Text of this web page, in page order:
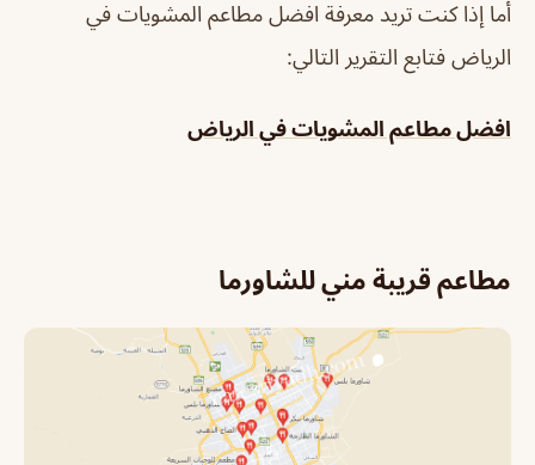
أما إذا كنت تريد معرفة افضل مطاعم المشويات في
الرياض فتابع التقرير التالي:
افضل مطاعم المشويات في الرياض
مطاعم قريبة مني للشاورما